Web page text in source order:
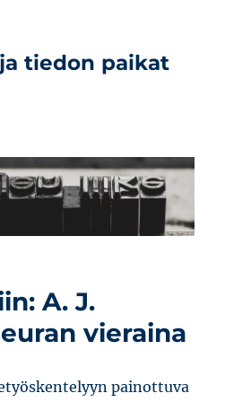
tiedon paikat
A. J.
vieraina
painottuva